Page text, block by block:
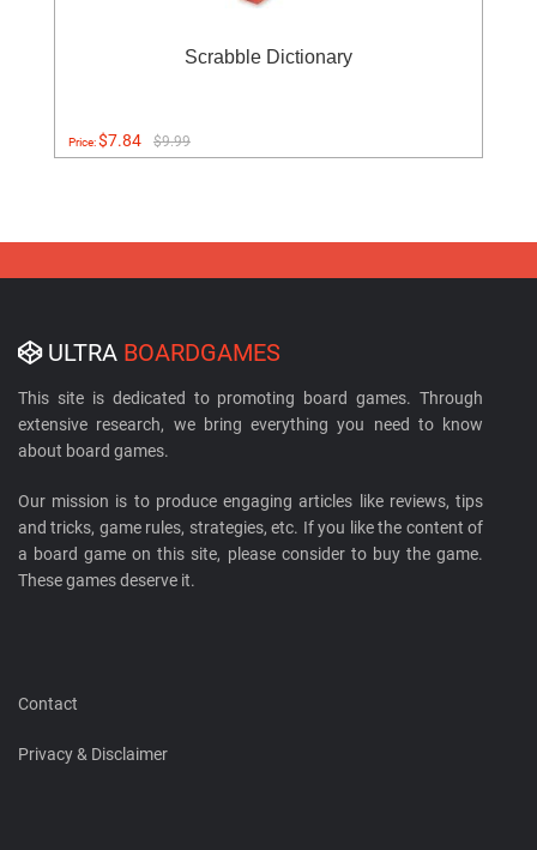
Scrabble Dictionary
Price:$7.84 $9.99
ULTRA BOARDGAMES
This site is dedicated to promoting board games. Through
extensive research, we bring everything you need to know
about board games.
Our mission is to produce engaging articles like reviews, tips
and tricks, game rules, strategies, etc. If you like the content of
a board game on this site, please consider to buy the game.
These games deserve it.
Contact
Privacy & Disclaimer